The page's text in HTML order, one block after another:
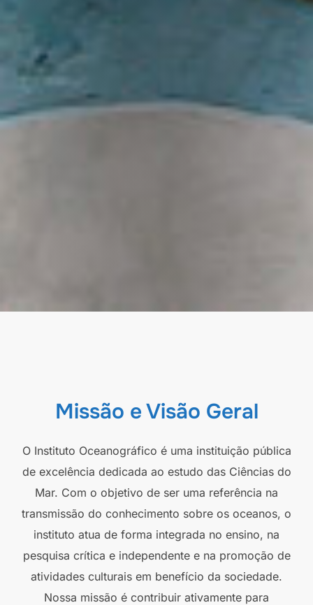
Missão e Visão Geral
O Instituto Oceanográfico é uma instituição pública
de excelência dedicada ao estudo das Ciências do
Mar. Com o objetivo de ser uma referência na
transmissão do conhecimento sobre os oceanos, o
instituto atua de forma integrada no ensino, na
pesquisa crítica e independente e na promoção de
atividades culturais em benefício da sociedade.
Nossa missão é contribuir ativamente para